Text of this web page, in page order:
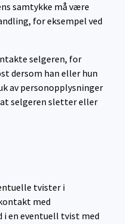
samtykke må være
for eksempel ved
selgeren, for
dersom han eller hun
av personopplysninger
selgeren sletter eller
tvister i
med
i en eventuell tvist med